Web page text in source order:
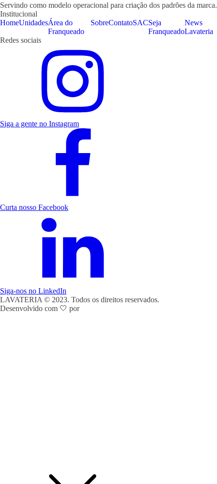
Servindo como modelo operacional para criação dos padrões da marca.
Institucional
HomeUnidadesÁrea do
Franqueado
SobreContatoSACSeja
Franqueado
News
Lavateria
Redes sociais
Siga a gente no Instagram
Curta nosso Facebook
Siga-nos no LinkedIn
LAVATERIA © 2023. Todos os direitos reservados.
Desenvolvido com 🤍 por